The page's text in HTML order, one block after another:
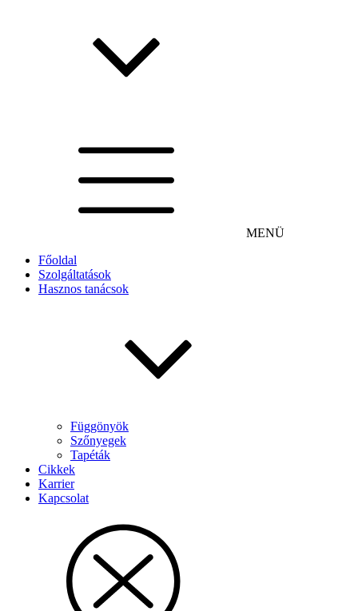
MENÜ
Főoldal
Szolgáltatások
Hasznos tanácsok
Függönyök
Szőnyegek
Tapéták
Cikkek
Karrier
Kapcsolat